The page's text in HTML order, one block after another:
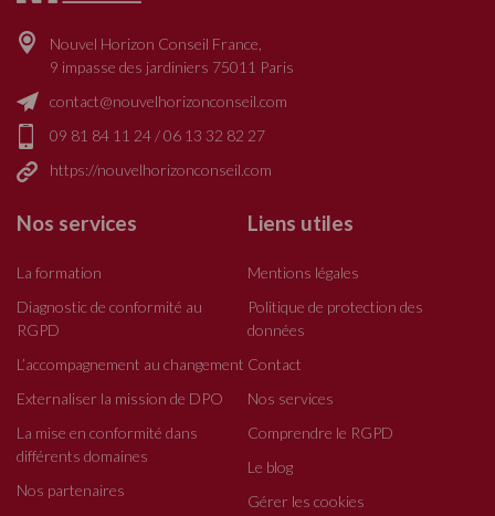
Nouvel Horizon Conseil France,
9 impasse des jardiniers 75011 Paris
contact@nouvelhorizonconseil.com
09 81 84 11 24/06 13 32 82 27
https://nouvelhorizonconseil.com
Nos services
La formation
Diagnostic de conformité au
RGPD
L’accompagnement au changement
Externaliser la mission de DPO
La mise en conformité dans
différents domaines
Nos partenaires
Liens utiles
Mentions légales
Politique de protection des
données
Contact
Nos services
Comprendre le RGPD
Le blog
Gérer les cookies